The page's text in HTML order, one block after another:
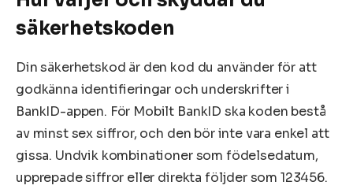
säkerhetskoden
Din säkerhetskod är den kod du använder för att
godkänna identifieringar och underskrifter i
BankID-appen. För Mobilt BankID ska koden bestå
av minst sex siffror, och den bör inte vara enkel att
gissa. Undvik kombinationer som födelsedatum,
upprepade siffror eller direkta följder som 123456.